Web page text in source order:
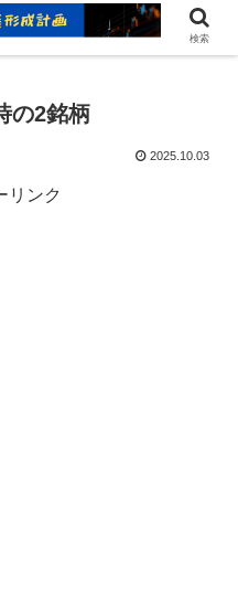
賢いお金の増やし方
の2銘柄
2025.10.03
リンク
検索